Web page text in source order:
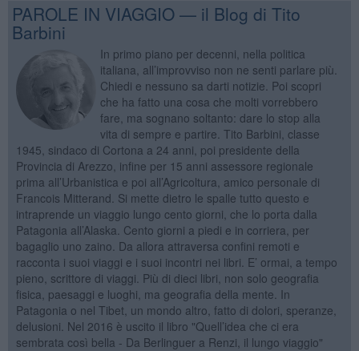
PAROLE IN VIAGGIO — il Blog di Tito
Barbini
In primo piano per decenni, nella politica
italiana, all’improvviso non ne senti parlare più.
Chiedi e nessuno sa darti notizie. Poi scopri
che ha fatto una cosa che molti vorrebbero
fare, ma sognano soltanto: dare lo stop alla
vita di sempre e partire. Tito Barbini, classe
1945, sindaco di Cortona a 24 anni, poi presidente della
Provincia di Arezzo, infine per 15 anni assessore regionale
prima all’Urbanistica e poi all’Agricoltura, amico personale di
Francois Mitterand. Si mette dietro le spalle tutto questo e
intraprende un viaggio lungo cento giorni, che lo porta dalla
Patagonia all’Alaska. Cento giorni a piedi e in corriera, per
bagaglio uno zaino. Da allora attraversa confini remoti e
racconta i suoi viaggi e i suoi incontri nei libri. E’ ormai, a tempo
pieno, scrittore di viaggi. Più di dieci libri, non solo geografia
fisica, paesaggi e luoghi, ma geografia della mente. In
Patagonia o nel Tibet, un mondo altro, fatto di dolori, speranze,
delusioni. Nel 2016 è uscito il libro "Quell’idea che ci era
sembrata così bella - Da Berlinguer a Renzi, il lungo viaggio"